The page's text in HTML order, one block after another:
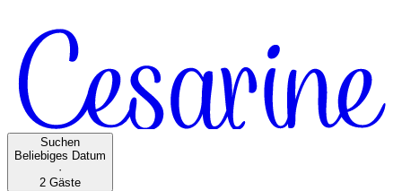
Suchen
Beliebiges Datum
·
2 Gäste